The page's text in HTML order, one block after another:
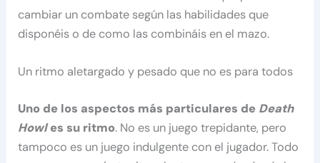
cambiar un combate según las habilidades que
disponéis o de como las combináis en el mazo.
Un ritmo aletargado y pesado que no es para todos
Uno de los aspectos más particulares de Death
Howles su ritmo. No es un juego trepidante, pero
tampoco es un juego indulgente con el jugador. Todo